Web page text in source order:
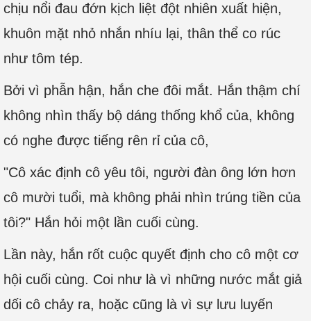
chịu nổi đau đớn kịch liệt đột nhiên xuất hiện,
khuôn mặt nhỏ nhắn nhíu lại, thân thể co rúc
như tôm tép.
Bởi vì phẫn hận, hắn che đôi mắt. Hắn thậm chí
không nhìn thấy bộ dáng thống khổ của, không
có nghe được tiếng rên rỉ của cô,
"Cô xác định cô yêu tôi, người đàn ông lớn hơn
cô mười tuổi, mà không phải nhìn trúng tiền của
tôi?" Hắn hỏi một lần cuối cùng.
Lần này, hắn rốt cuộc quyết định cho cô một cơ
hội cuối cùng. Coi như là vì những nước mắt giả
dối cô chảy ra, hoặc cũng là vì sự lưu luyến